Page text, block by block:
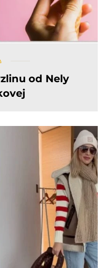
od Nely